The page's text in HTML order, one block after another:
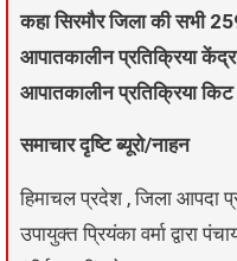
कहा सिरमौर जिला की सभी
आपातकालीन प्रतिक्रिया
आपातकालीन प्रतिक्रिया
समाचार दृष्टि ब्यूरो/नाहन
हिमाचल प्रदेश , जिला आपदा
उपायुक्त प्रियंका वर्मा द्वारा